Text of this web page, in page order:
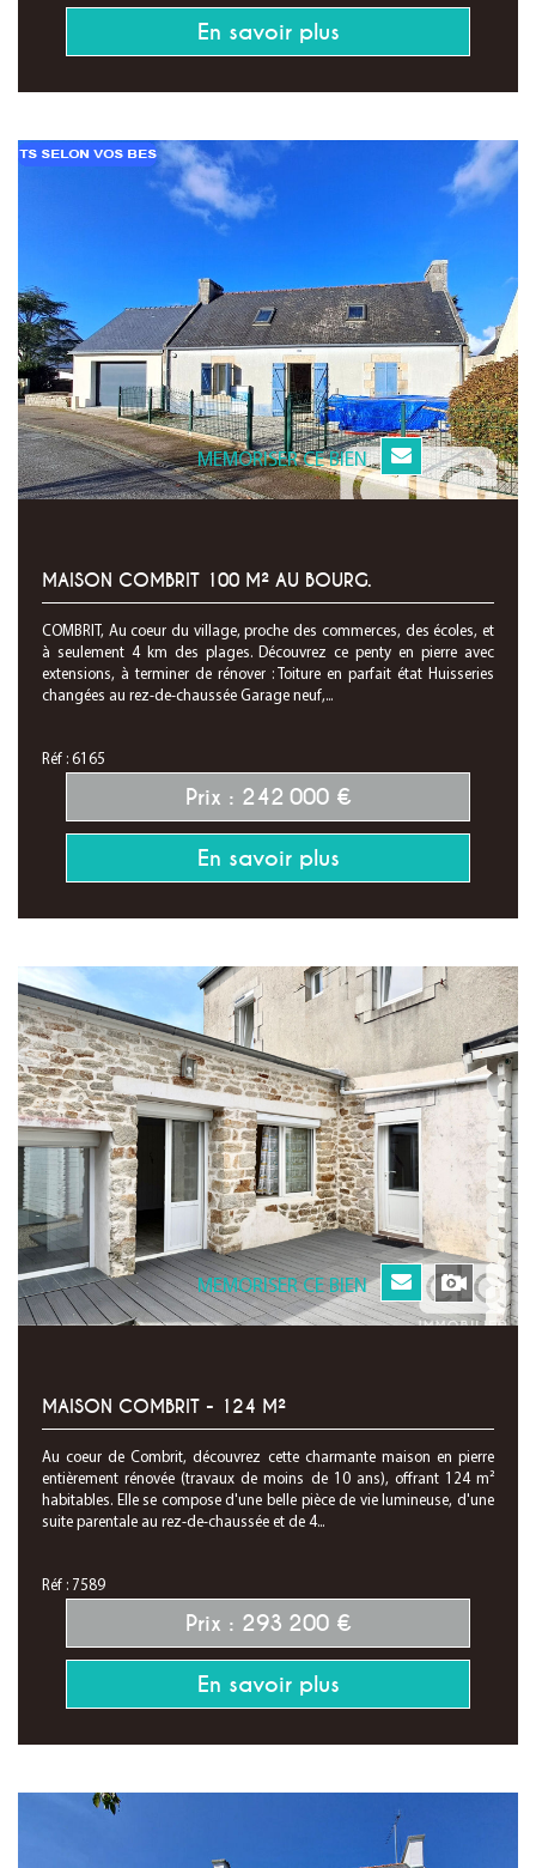
En savoir plus
MEMORISER CE BIEN
MAISON COMBRIT 100 M² AU BOURG.
COMBRIT, Au coeur du village, proche des commerces, des écoles, et
à seulement 4 km des plages. Découvrez ce penty en pierre avec
extensions, à terminer de rénover : Toiture en parfait état Huisseries
changées au rez-de-chaussée Garage neuf,...
Réf : 6165
Prix : 242 000 €
En savoir plus
MEMORISER CE BIEN
MAISON COMBRIT - 124 M²
Au coeur de Combrit, découvrez cette charmante maison en pierre
entièrement rénovée (travaux de moins de 10 ans), offrant 124 m²
habitables. Elle se compose d'une belle pièce de vie lumineuse, d'une
suite parentale au rez-de-chaussée et de 4...
Réf : 7589
Prix : 293 200 €
En savoir plus